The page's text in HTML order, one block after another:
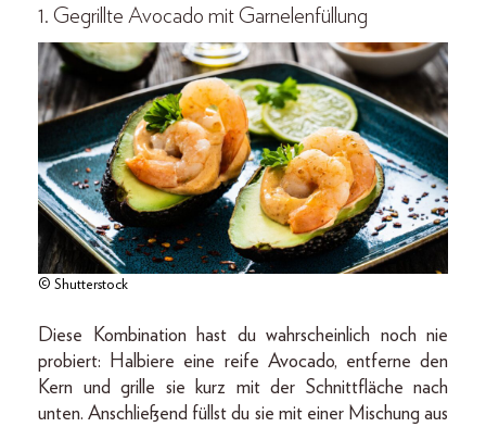
1. Gegrillte Avocado mit Garnelenfüllung
© Shutterstock
Diese Kombination hast du wahrscheinlich noch nie
probiert: Halbiere eine reife Avocado, entferne den
Kern und grille sie kurz mit der Schnittfläche nach
unten. Anschließend füllst du sie mit einer Mischung aus